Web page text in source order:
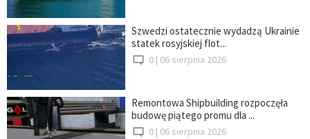
Szwedzi ostatecznie wydadzą Ukrainie
statek rosyjskiej flot...
0 | 06 sierpnia 2026
Remontowa Shipbuilding rozpoczęła
budowę piątego promu dla ...
0 | 06 sierpnia 2026